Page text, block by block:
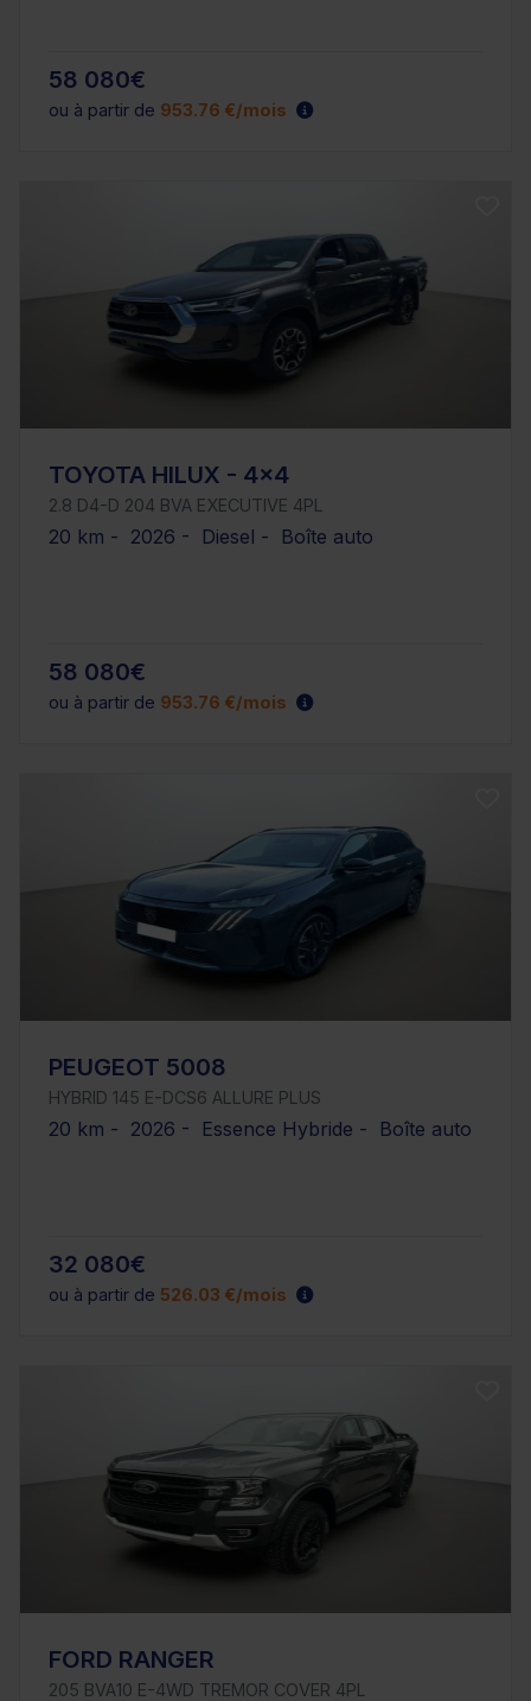
58 080€
ou à partir de 953.76 €/mois
TOYOTA HILUX - 4x4
2.8 D4-D 204 BVA EXECUTIVE 4PL
20 km - 2026 - Diesel - Boîte auto
58 080€
ou à partir de 953.76 €/mois
PEUGEOT 5008
HYBRID 145 E-DCS6 ALLURE PLUS
20 km - 2026 - Essence Hybride - Boîte auto
32 080€
ou à partir de 526.03 €/mois
FORD RANGER
205 BVA10 E-4WD TREMOR COVER 4PL